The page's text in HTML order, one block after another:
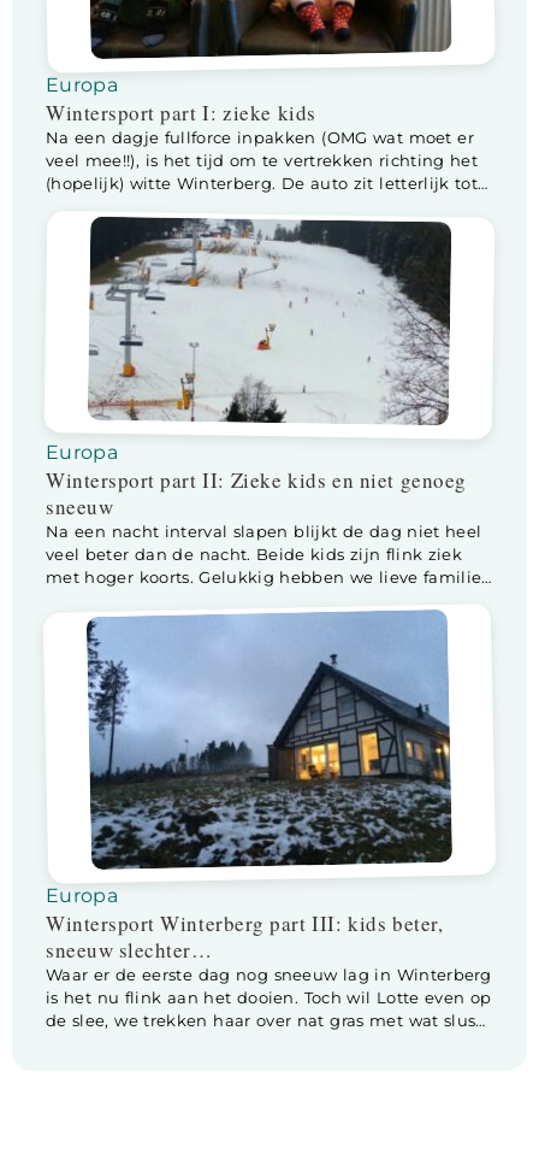
Europa
Wintersport part I: zieke kids
Na een dagje fullforce inpakken (OMG wat moet er
veel mee!!), is het tijd om te vertrekken richting het
(hopelijk) witte Winterberg. De auto zit letterlijk tot
paste niet), de kids zitten in relaxte joggingsbroekjes
achterin, manlief rijdt en ik zit naast hem met een
tas […]
Europa
Wintersport part II: Zieke kids en niet genoeg
sneeuw
Na een nacht interval slapen blijkt de dag niet heel
veel beter dan de nacht. Beide kids zijn flink ziek
met hoger koorts. Gelukkig hebben we lieve familie
de nodige boodschappen in kunnen slaan. En laten
we eerlijk zijn als je hele drukke kids […]
Europa
Wintersport Winterberg part III: kids beter,
sneeuw slechter…
Waar er de eerste dag nog sneeuw lag in Winterberg
is het nu flink aan het dooien. Toch wil Lotte even op
de slee, we trekken haar over nat gras met wat slush